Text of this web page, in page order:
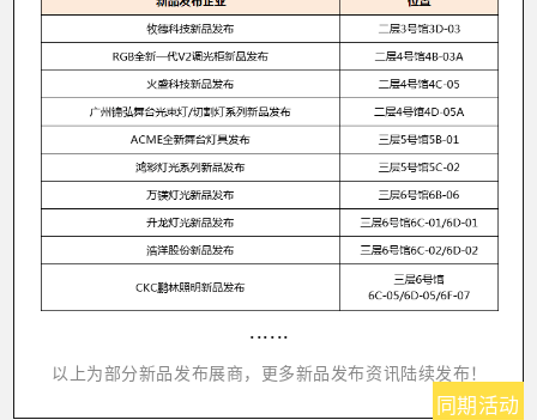
......
以上为部分新品发布展商，更多新品发布资讯陆续发布！
同期活动